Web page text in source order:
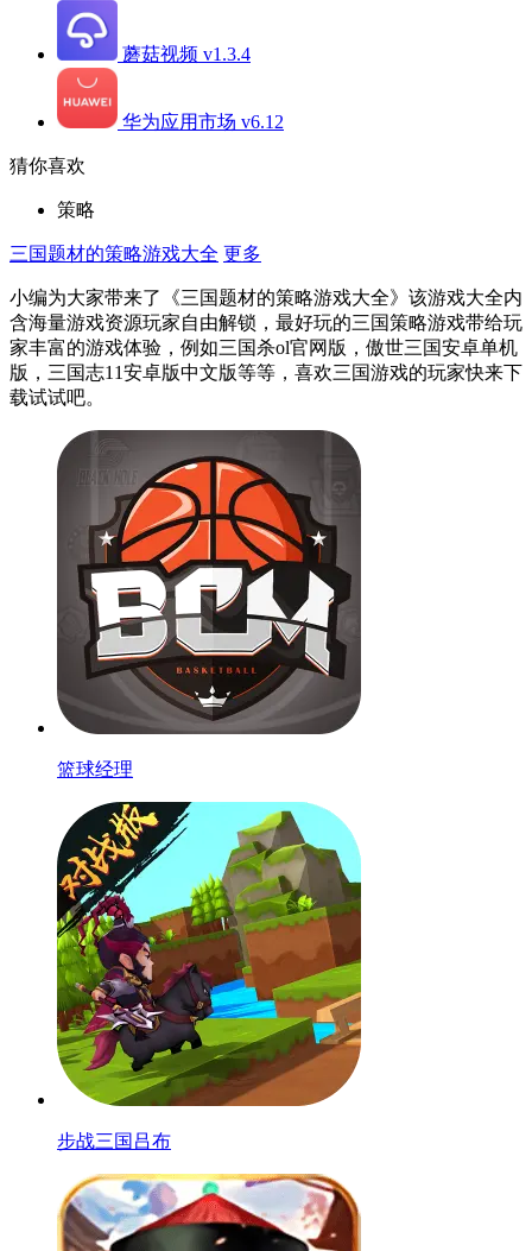
蘑菇视频 v1.3.4
华为应用市场 v6.12
猜你喜欢
策略
三国题材的策略游戏大全 更多
小编为大家带来了《三国题材的策略游戏大全》该游戏大全内
含海量游戏资源玩家自由解锁，最好玩的三国策略游戏带给玩
家丰富的游戏体验，例如三国杀ol官网版，傲世三国安卓单机
版，三国志11安卓版中文版等等，喜欢三国游戏的玩家快来下
载试试吧。
篮球经理
步战三国吕布